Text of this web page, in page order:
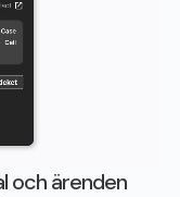
och ärenden